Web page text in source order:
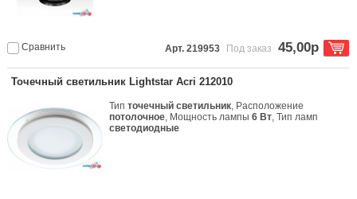
Сравнить Арт. 219953 Под заказ 45,00р
Точечный светильник Lightstar Acri 212010
Типточечный светильник, Расположение
потолочное, Мощность лампы6 Вт, Тип ламп
светодиодные